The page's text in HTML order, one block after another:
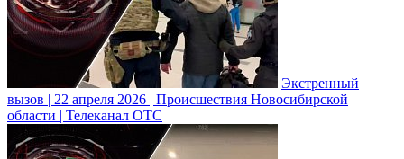
Экстренный
вызов | 22 апреля 2026 | Происшествия Новосибирской
области | Телеканал ОТС